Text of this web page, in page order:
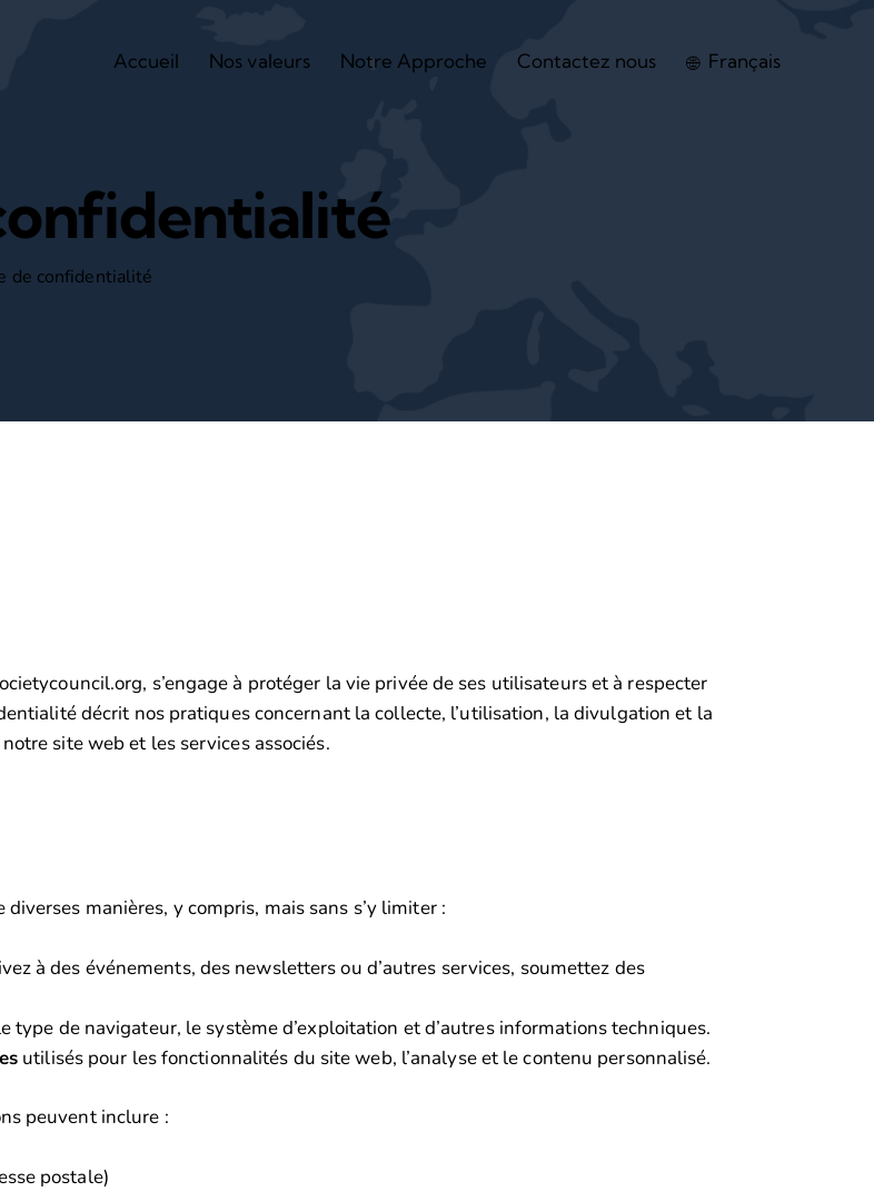
Accueil Nos valeurs Notre Approche Contactez nous Français
de confidentialité
s’engage à protéger la vie privée de ses utilisateurs et à respecter
décrit nos pratiques concernant la collecte, l’utilisation, la divulgation et la
site web et les services associés.
manières, y compris, mais sans s’y limiter :
à des événements, des newsletters ou d’autres services, soumettez des
type de navigateur, le système d’exploitation et d’autres informations techniques.
utilisés pour les fonctionnalités du site web, l’analyse et le contenu personnalisé.
peuvent inclure :
postale)